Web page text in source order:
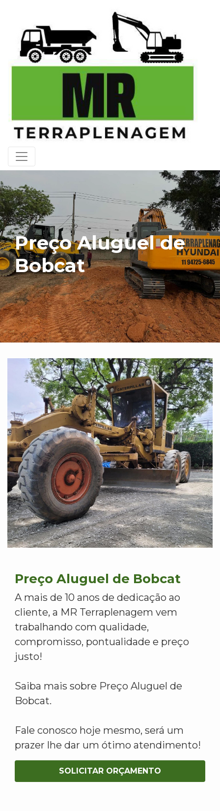
Preço Aluguel de
Bobcat
Preço Aluguel de Bobcat
A mais de 10 anos de dedicação ao
cliente, a MR Terraplenagem vem
trabalhando com qualidade,
compromisso, pontualidade e preço
justo!
Saiba mais sobre Preço Aluguel de
Bobcat.
Fale conosco hoje mesmo, será um
prazer lhe dar um ótimo atendimento!
SOLICITAR ORÇAMENTO